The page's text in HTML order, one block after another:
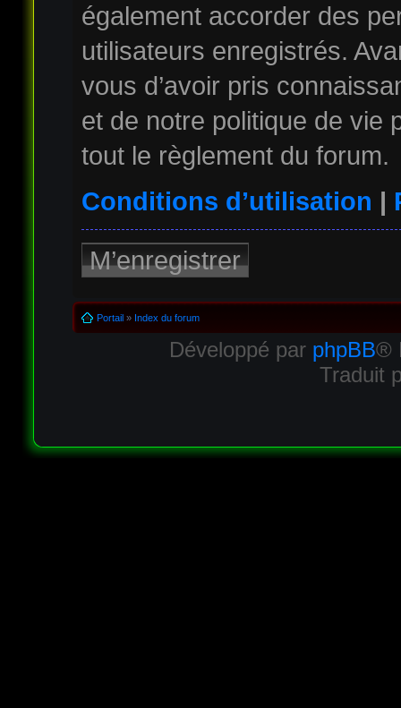
également accorder des
utilisateurs enregistrés.
vous d’avoir pris
et de notre politique de vie
tout le règlement du forum.
Conditions d’utilisation |
M’enregistrer
Portail» Index du forum
Développé par phpBB®
Traduit